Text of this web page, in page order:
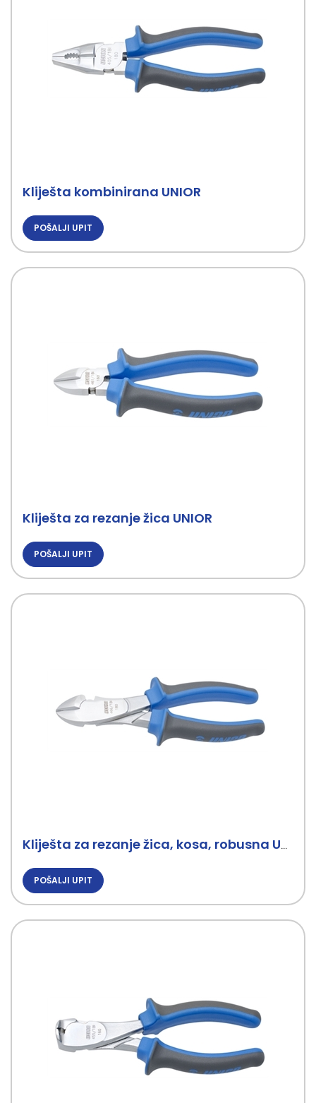
Kliješta kombinirana UNIOR
POŠALJI UPIT
Kliješta za rezanje žica UNIOR
POŠALJI UPIT
Kliješta za rezanje žica, kosa, robusna UNIOR
POŠALJI UPIT